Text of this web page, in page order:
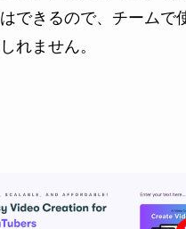
できるので、チームで
れません。